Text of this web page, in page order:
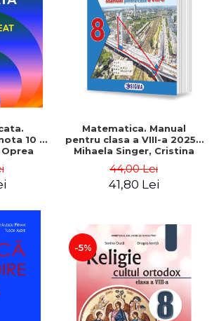
10 -
Matematica. Manual
pentru clasa a VIII-a 2025 -
Mihaela Singer, Cristina
Iancu
44,00 Lei
41,80 Lei
-5%